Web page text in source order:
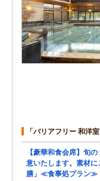
「バリアフリー 和洋
【豪華和食会席】旬
意いたします。素材に
膳」≪食事処プラン≫